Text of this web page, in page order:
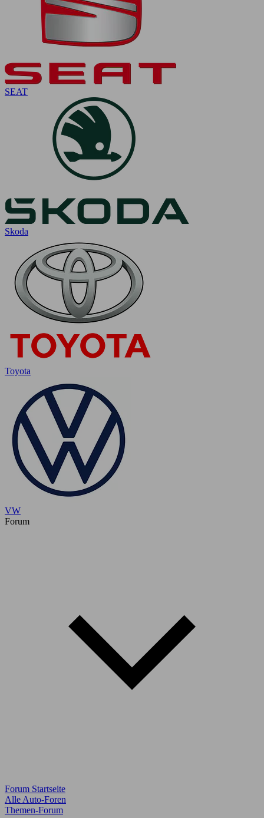
SEAT
Skoda
Toyota
VW
Forum
Forum Startseite
Alle Auto-Foren
Themen-Forum